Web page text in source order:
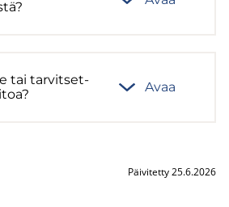
tai tar­vit­set­
Avaa
Päivitetty 25.6.2026